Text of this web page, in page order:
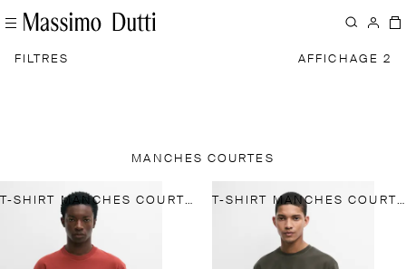
FILTRES AFFICHAGE 2
MANCHES COURTES
T-SHIRT MANCHES COURTES 100 % COTON T-SHIRT MANCHES COURTES COL CONTRASTANT